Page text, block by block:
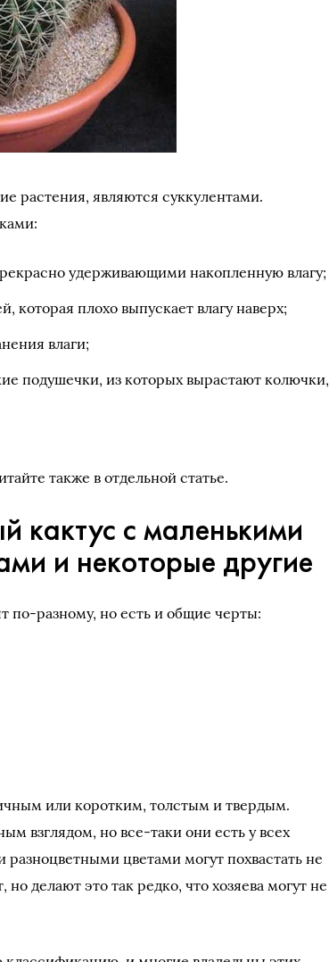
растения, являются суккулентами.
удерживающими накопленную влагу;
которая плохо выпускает влагу наверх;
влаги;
подушечки, из которых вырастают колючки,
также в отдельной статье.
кактус с маленькими
и некоторые другие
по-разному, но есть и общие черты:
или коротким, толстым и твердым.
взглядом, но все-таки они есть у всех
цветами могут похвастать не
делают это так редко, что хозяева могут не